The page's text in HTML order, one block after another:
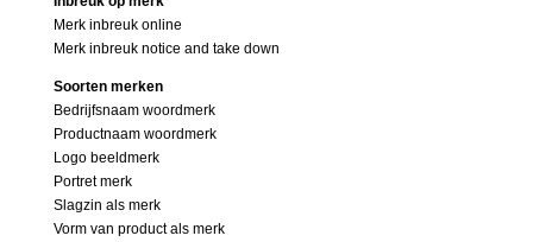
Merk inbreuk online
Merk inbreuk notice and take down
Soorten merken
Bedrijfsnaam woordmerk
Productnaam woordmerk
Logo beeldmerk
Portret merk
Slagzin als merk
Vorm van product als merk